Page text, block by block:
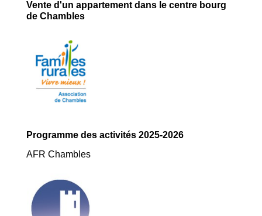
Vente d'un appartement dans le centre bourg
de Chambles
Programme des activités 2025-2026
AFR Chambles